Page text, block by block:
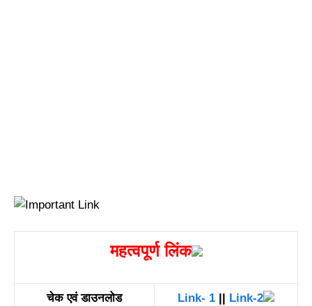
महत्वपूर्ण लिंक
चेक एवं डाउनलोड Link- 1 Link-2